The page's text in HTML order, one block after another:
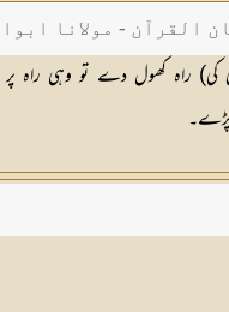
القرآن - مولانا
کی) راہ کھول دے تو وہی راہ